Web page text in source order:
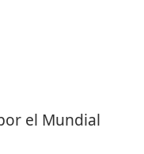
el Mundial